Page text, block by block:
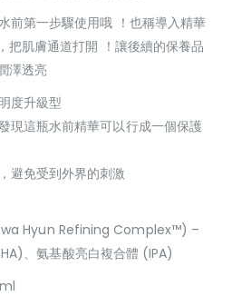
前第一步驟使用哦 ！也稱導入精華
把肌膚通道打開 ！讓後續的保養品
澤透亮
度升級型
現這瓶水前精華可以行成一個保護
避免受到外界的刺激
Hyun Refining Complex™) –
、氨基酸亮白複合體 (IPA)